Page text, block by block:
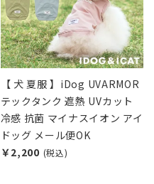
【 犬 夏服 】iDog UVARMOR
テックタンク 遮熱 UVカット
冷感 抗菌 マイナスイオン アイ
ドッグ メール便OK
￥2,200 (税込)